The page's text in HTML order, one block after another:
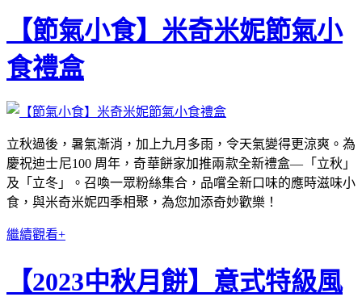
【節氣小食】米奇米妮節氣小
食禮盒
立秋過後，暑氣漸消，加上九月多雨，令天氣變得更涼爽。為
慶祝迪士尼100 周年，奇華餅家加推兩款全新禮盒—「立秋」
及「立冬」。召喚一眾粉絲集合，品嚐全新口味的應時滋味小
食，與米奇米妮四季相聚，為您加添奇妙歡樂！
繼續觀看+
【2023中秋月餅】意式特級風